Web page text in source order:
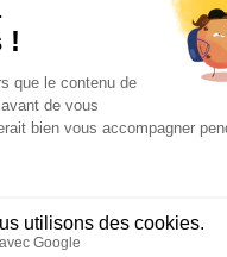
69007 Lyon